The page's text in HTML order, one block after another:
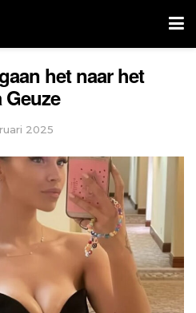
het naar het
2025